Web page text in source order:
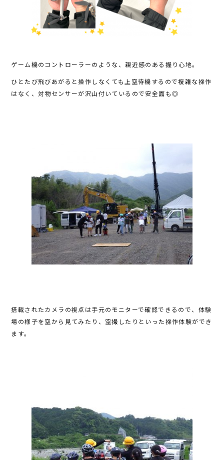
ゲーム機のコントローラーのような、親近感のある握り心地。
ひとたび飛びあがると操作しなくても上空待機するので複雑な操作
はなく、対物センサーが沢山付いているので安全面も◎
搭載されたカメラの視点は手元のモニターで確認できるので、体験
場の様子を空から見てみたり、空撮したりといった操作体験ができ
ます。